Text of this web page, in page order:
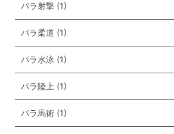
パラ射撃 (1)
パラ柔道 (1)
パラ水泳 (1)
パラ陸上 (1)
パラ馬術 (1)